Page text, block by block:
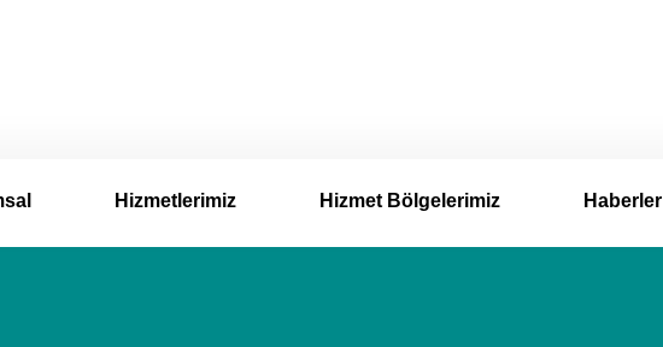
Hizmetlerimiz Hizmet Bölgelerimiz Haberler